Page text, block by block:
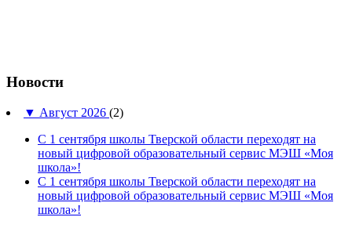
Новости
▼ Август 2026 (2)
С 1 сентября школы Тверской области переходят на
новый цифровой образовательный сервис МЭШ «Моя
школа»!
С 1 сентября школы Тверской области переходят на
новый цифровой образовательный сервис МЭШ «Моя
школа»!